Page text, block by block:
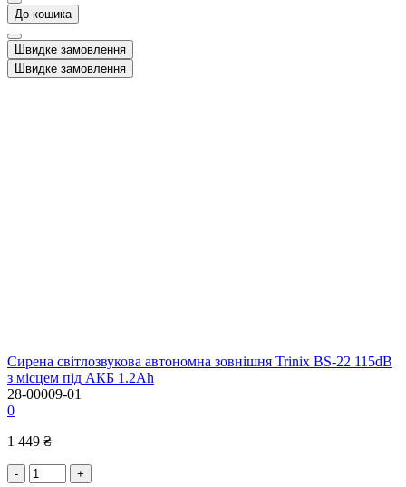
До кошика
Швидке замовлення
Швидке замовлення
Сирена світлозвукова автономна зовнішня Trinix BS-22 115dB
з місцем під АКБ 1.2Ah
28-00009-01
0
1 449 ₴
- +